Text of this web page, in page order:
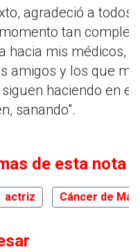
agradeció a todos
tan
hacia mis médicos,
amigos y los que me
haciendo en
sanando".
de esta nota
actriz Cáncer de